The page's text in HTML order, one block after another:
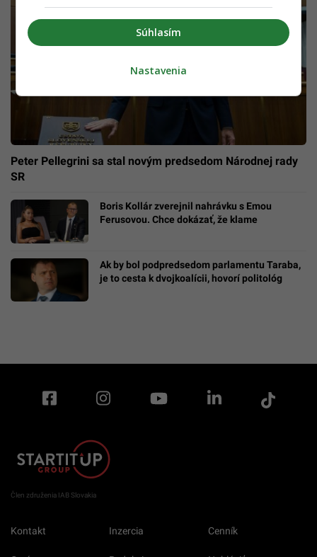
Peter Pellegrini sa stal novým predsedom Národnej rady
SR
Boris Kollár zverejnil nahrávku s Emou
Ferusovou. Chce dokázať, že klame
Ak by bol podpredsedom parlamentu Taraba,
je to cesta k dvojkoalícii, hovorí politológ
Člen združenia IAB Slovakia
Kontakt Inzercia Cenník
Súhlasím
Nastavenia